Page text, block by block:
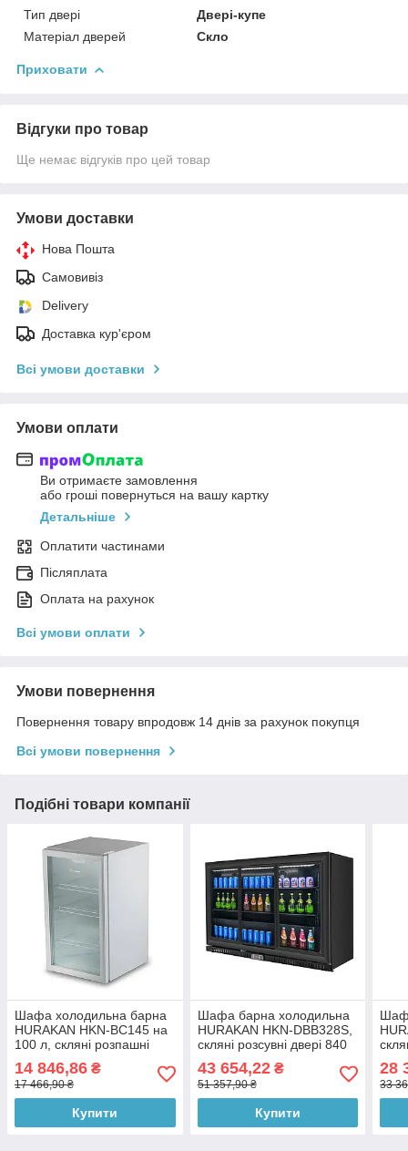
Тип двері
Двері-купе
Матеріал дверей
Скло
Приховати
Відгуки про товар
Ще немає відгуків про цей товар
Умови доставки
Нова Пошта
Самовивіз
Delivery
Доставка кур'єром
Всі умови доставки
Умови оплати
Ви отримаєте замовлення
або гроші повернуться на вашу картку
Детальніше
Оплатити частинами
Післяплата
Оплата на рахунок
Всі умови оплати
Умови повернення
Повернення товару впродовж 14 днів за рахунок покупця
Всі умови повернення
Подібні товари компанії
Шафа холодильна барна
HURAKAN HKN-BC145 на
100 л, скляні розпашні
14 846,86 ₴
17 466,90 ₴
Купити
Шафа барна холодильна
HURAKAN HKN-DBB328S,
скляні розсувні двері 840
43 654,22₴
51 357,90 ₴
Купити
28
33